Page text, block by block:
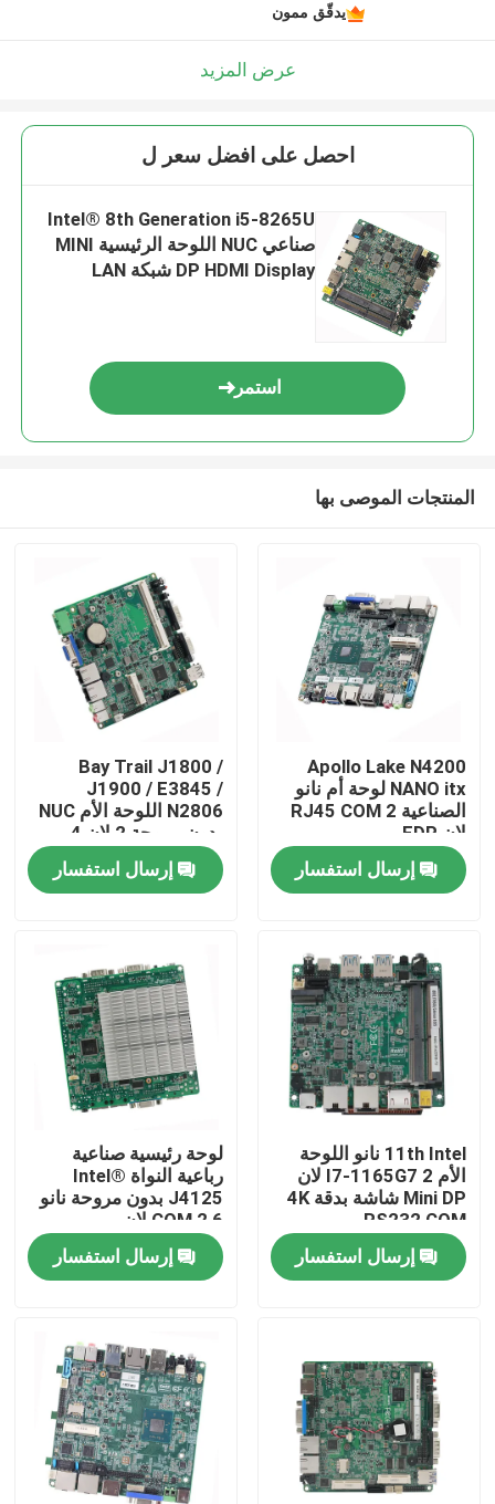
منزل
حول بنا
جولة في المعمل
ضبط الجودة
اتصل بنا
طلب اقتباس
لوحة الكمبيوتر الصناعية
كمبيوتر لوحي وعرة
يدقّق ممون
عرض المزيد
احصل على افضل سعر ل
Intel® 8th Generation i5-8265U
صناعي NUC اللوحة الرئيسية MINI
DP HDMI Display شبكة LAN
استمر
المنتجات الموصى بها
Apollo Lake N4200
NANO itx لوحة أم نانو
الصناعية RJ45 COM 2
لان EDP
إرسال استفسار
Bay Trail J1800 /
J1900 / E3845 /
N2806 اللوحة الأم NUC
بدون مروحة 2 لان 4
COM لوحة رئيسية
صناعية NUCإرسال استفسار
11th Intel نانو اللوحة
الأم I7-1165G7 2 لان
Mini DP شاشة بدقة 4K
RS232 COM
إرسال استفسار
لوحة رئيسية صناعية
رباعية النواة Intel®
J4125 بدون مروحة نانو
6 COM 2 لان
إرسال استفسار